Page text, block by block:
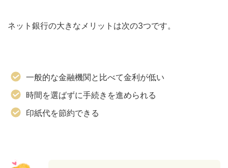
ネット銀行の大きなメリットは次の3つです。
一般的な金融機関と比べて金利が低い
時間を選ばずに手続きを進められる
印紙代を節約できる